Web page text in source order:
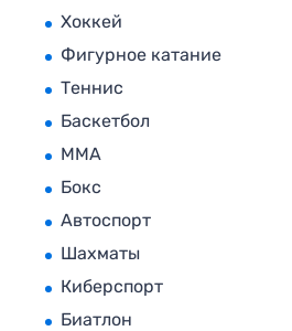
Хоккей
Фигурное катание
Теннис
Баскетбол
MMA
Бокс
Автоспорт
Шахматы
Киберспорт
Биатлон